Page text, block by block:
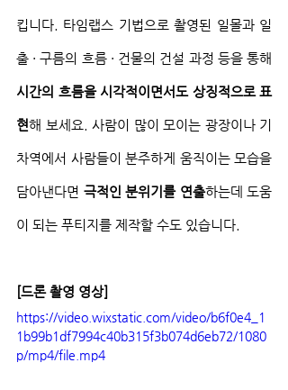
킵니다. 타임랩스 기법으로 촬영된 일몰과 일
시간의 흐름을 시각적이면서도 상징적으로 표
현해 보세요. 사람이 많이 모이는 광장이나 기
차역에서 사람들이 분주하게 움직이는 모습을
담아낸다면 극적인 분위기를 연출하는데 도움
이 되는 푸티지를 제작할 수도 있습니다.
[드론 촬영 영상]
https://video.wixstatic.com/video/b6f0e4_1
1b99b1df7994c40b315f3b074d6eb72/1080
p/mp4/file.mp4